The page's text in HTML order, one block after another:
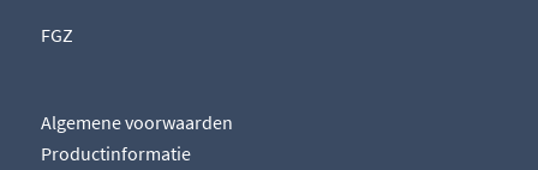
FGZ
Algemene voorwaarden
Productinformatie